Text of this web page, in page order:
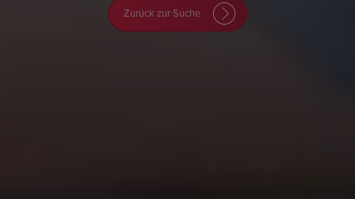
Zurück zur Suche